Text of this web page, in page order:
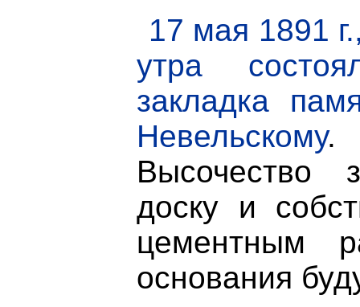
17 мая 1891
утра
закладка
Невельскому.
Высочество
доску и
цементным
основания